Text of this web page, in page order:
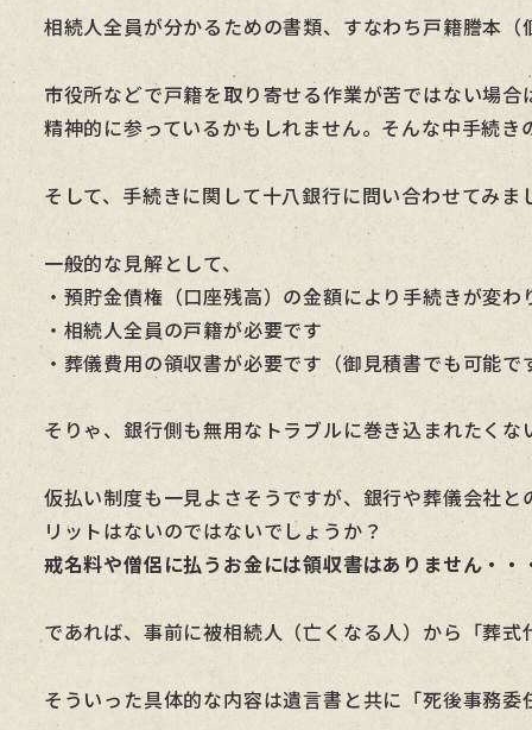
相続人全員が分かるための書類、すなわち戸籍謄本
市役所などで戸籍を取り寄せる作業が苦ではない場
精神的に参っているかもしれません。そんな中手続
そして、手続きに関して十八銀行に問い合わせてみま
一般的な見解として、
・預貯金債権（口座残高）の金額により手続きが変
・相続人全員の戸籍が必要です
・葬儀費用の領収書が必要です（御見積書でも可能で
そりゃ、銀行側も無用なトラブルに巻き込まれたく
仮払い制度も一見よさそうですが、銀行や葬儀会社
リットはないのではないでしょうか？
戒名料や僧侶に払うお金には領収書はありません・・
であれば、事前に被相続人（亡くなる人）から「葬
そういった具体的な内容は遺言書と共に「死後事務